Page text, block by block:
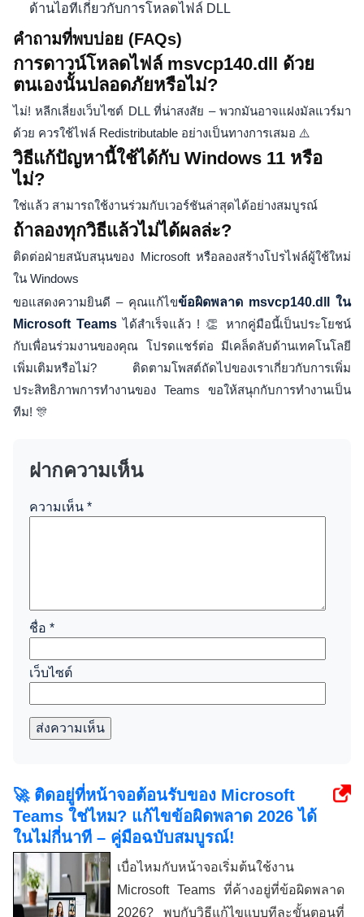
ด้านไอทีเกี่ยวกับการโหลดไฟล์ DLL
คำถามที่พบบ่อย (FAQs)
การดาวน์โหลดไฟล์ msvcp140.dll ด้วย
ตนเองนั้นปลอดภัยหรือไม่?
ไม่! หลีกเลี่ยงเว็บไซต์ DLL ที่น่าสงสัย – พวกมันอาจแฝงมัลแวร์มา
ด้วย ควรใช้ไฟล์ Redistributable อย่างเป็นทางการเสมอ ⚠️
วิธีแก้ปัญหานี้ใช้ได้กับ Windows 11 หรือ
ไม่?
ใช่แล้ว สามารถใช้งานร่วมกับเวอร์ชันล่าสุดได้อย่างสมบูรณ์
ถ้าลองทุกวิธีแล้วไม่ได้ผลล่ะ?
ติดต่อฝ่ายสนับสนุนของ Microsoft หรือลองสร้างโปรไฟล์ผู้ใช้ใหม่
ใน Windows
ขอแสดงความยินดี – คุณแก้ไขข้อผิดพลาด msvcp140.dll ใน
Microsoft Teams ได้สำเร็จแล้ว ! 👏 หากคู่มือนี้เป็นประโยชน์
กับเพื่อนร่วมงานของคุณ โปรดแชร์ต่อ มีเคล็ดลับด้านเทคโนโลยี
เพิ่มเติมหรือไม่? ติดตามโพสต์ถัดไปของเราเกี่ยวกับการเพิ่ม
ประสิทธิภาพการทำงานของ Teams ขอให้สนุกกับการทำงานเป็น
ทีม! 🎊
ฝากความเห็น
ความเห็น *
ชื่อ *
เว็บไซต์
ส่งความเห็น
🚀 ติดอยู่ที่หน้าจอต้อนรับของ Microsoft
Teams ใช่ไหม? แก้ไขข้อผิดพลาด 2026 ได้
ในไม่กี่นาที – คู่มือฉบับสมบูรณ์!
เบื่อไหมกับหน้าจอเริ่มต้นใช้งาน
Microsoft Teams ที่ค้างอยู่ที่ข้อผิดพลาด
2026? พบกับวิธีแก้ไขแบบทีละขั้นตอนที่